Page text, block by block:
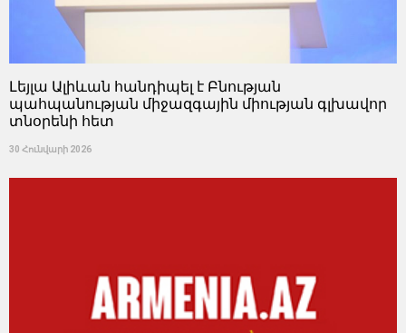
Լեյլա Ալիևան հանդիպել է Բնության
պահպանության միջազգային միության գլխավոր
տնօրենի հետ
30 Հունվարի 2026